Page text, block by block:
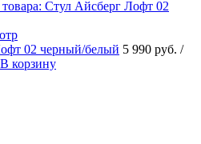
02 черный/белый 5 990 руб. /
В корзину